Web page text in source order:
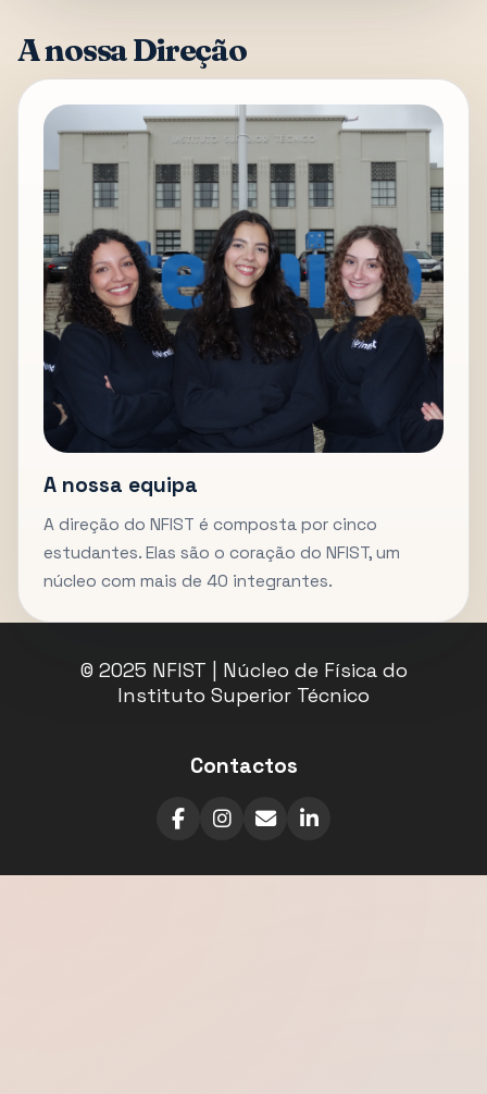
A nossa Direção
A nossa equipa
A direção do NFIST é composta por cinco
estudantes. Elas são o coração do NFIST, um
núcleo com mais de 40 integrantes.
© 2025 NFIST | Núcleo de Física do
Instituto Superior Técnico
Contactos